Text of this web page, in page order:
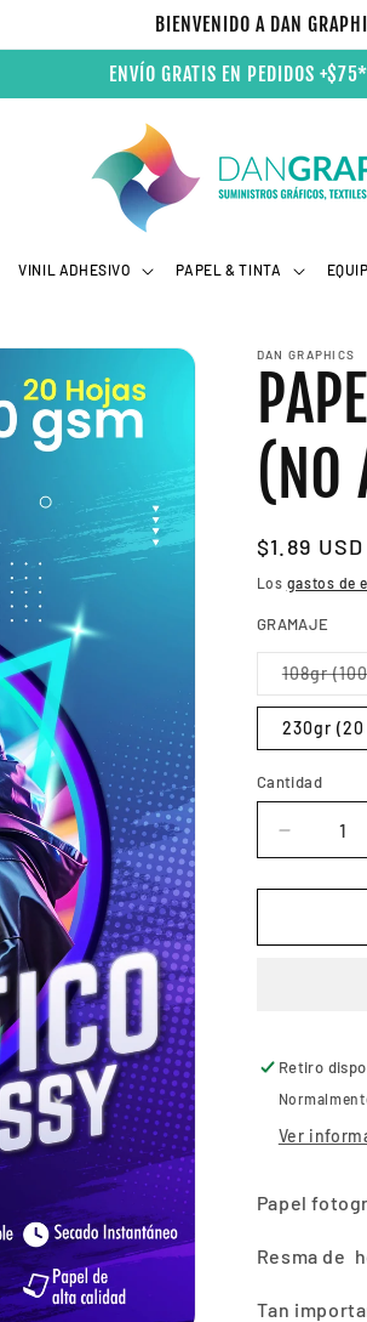
BIENVENIDO A DAN
ENVÍO GRATIS EN PEDIDOS +$75*
VINIL ADHESIVO PAPEL & TINTA
DAN GRAPHICS
(NO
Precio
habitual
$1.89 USD
Los gastos de
GRAMAJE
108gr
230gr
Cantidad
Reducir
cantidad
para
Retiro
Ver
Papel
Resma de
Tan